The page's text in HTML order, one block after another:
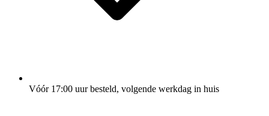
Vóór 17:00 uur besteld, volgende werkdag in huis